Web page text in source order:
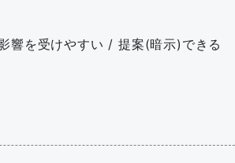
響を受けやすい / 提案(暗示)できる